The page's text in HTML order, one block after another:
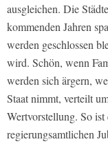
ausgleichen. Die
kommenden Jahren
werden geschlossen
wird. Schön, wenn
werden sich ärgern,
Staat nimmt, verteilt
Wertvorstellung. So ist
regierungsamtlichen